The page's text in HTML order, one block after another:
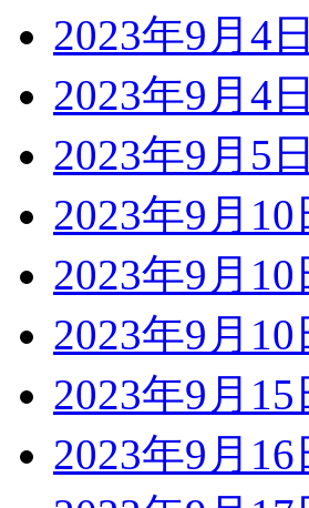
2023年9月4
2023年9月4
2023年9月5
2023年9月
2023年9月
2023年9月
2023年9月
2023年9月